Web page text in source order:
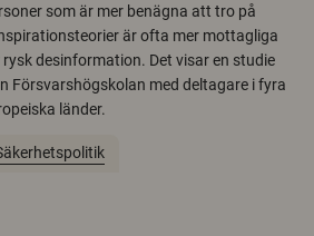
som är mer benägna att tro på
är ofta mer mottagliga
desinformation. Det visar en studie
Försvarshögskolan med deltagare i fyra
länder.